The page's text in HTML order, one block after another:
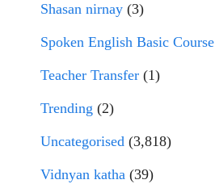
Shasan nirnay (3)
Spoken English Basic Course
Teacher Transfer (1)
Trending (2)
Uncategorised (3,818)
Vidnyan katha (39)